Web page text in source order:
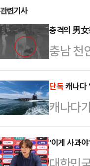
관련기사
충격의 男女
충남 천
이 피해
장애가
를 받고
했다.공
리카락
단독캐나다
캐나다
확인됐
을 감당
‘이게 사과